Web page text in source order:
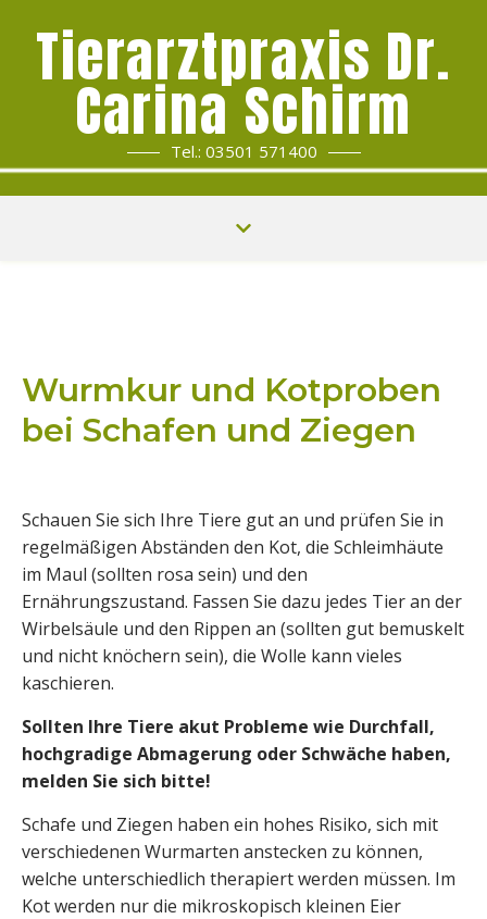
Tierarztpraxis Dr.
Carina Schirm
Tel.: 03501 571400
Wurmkur und Kotproben
bei Schafen und Ziegen
Schauen Sie sich Ihre Tiere gut an und prüfen Sie in
regelmäßigen Abständen den Kot, die Schleimhäute
im Maul (sollten rosa sein) und den
Ernährungszustand. Fassen Sie dazu jedes Tier an der
Wirbelsäule und den Rippen an (sollten gut bemuskelt
und nicht knöchern sein), die Wolle kann vieles
kaschieren.
Sollten Ihre Tiere akut Probleme wie Durchfall,
hochgradige Abmagerung oder Schwäche haben,
melden Sie sich bitte!
Schafe und Ziegen haben ein hohes Risiko, sich mit
verschiedenen Wurmarten anstecken zu können,
welche unterschiedlich therapiert werden müssen. Im
Kot werden nur die mikroskopisch kleinen Eier